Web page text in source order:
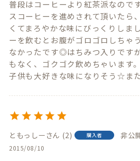
普段はコーヒーより紅茶派なので
スコーヒーを進めされて頂いたら
くてまろやかな味にびっくりしま
ーを飲むとお腹がゴロゴロしちゃ
なかったです◎はちみつ入りです
もなく、ゴクゴク飲めちゃいます
子供も大好きな味になりそう☆ま
ともっしー 2 購入者 非公
2015/08/10